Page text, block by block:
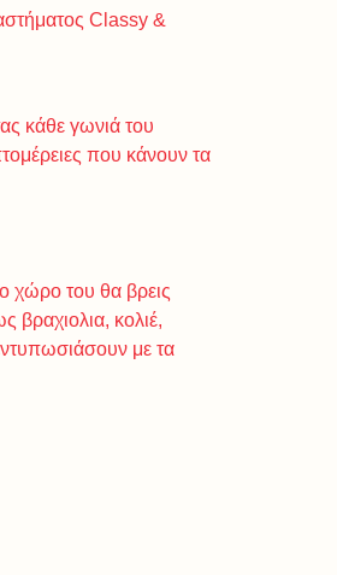
Classy &
κάθε γωνιά του
που κάνουν τα
χώρο του θα βρεις
βραχιολια, κολιέ,
με τα